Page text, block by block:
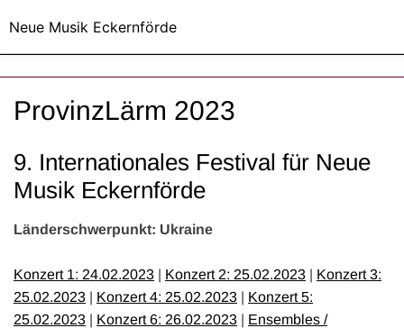
ProvinzLärm 2023
9. Internationales Festival für Neue
Musik Eckernförde
Länderschwerpunkt: Ukraine
Konzert 1: 24.02.2023 | Konzert 2: 25.02.2023 | Konzert 3:
25.02.2023 | Konzert 4: 25.02.2023 | Konzert 5:
25.02.2023 | Konzert 6: 26.02.2023 | Ensembles /
Neue Musik Eckernförde